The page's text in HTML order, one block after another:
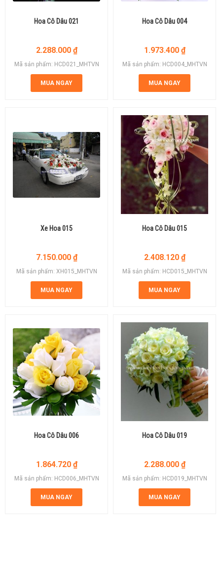
Hoa Cô Dâu 021
2.288.000 ₫
Mã sản phẩm: HCD021_MHTVN
MUA NGAY
Hoa Cô Dâu 004
1.973.400 ₫
Mã sản phẩm: HCD004_MHTVN
MUA NGAY
Xe Hoa 015
7.150.000 ₫
Mã sản phẩm: XH015_MHTVN
MUA NGAY
Hoa Cô Dâu 015
2.408.120 ₫
Mã sản phẩm: HCD015_MHTVN
MUA NGAY
Hoa Cô Dâu 006
1.864.720 ₫
Mã sản phẩm: HCD006_MHTVN
MUA NGAY
Hoa Cô Dâu 019
2.288.000 ₫
Mã sản phẩm: HCD019_MHTVN
MUA NGAY